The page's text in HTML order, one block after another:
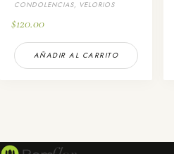
CONDOLENCIAS, VELORIOS
$120.00
AÑADIR AL CARRITO